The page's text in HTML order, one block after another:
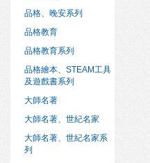
品格、晚安系列
品格教育
品格教育系列
品格繪本、STEAM工具
及遊戲書系列
大師名著
大師名著、世紀名家
大師名著、世紀名家系
列